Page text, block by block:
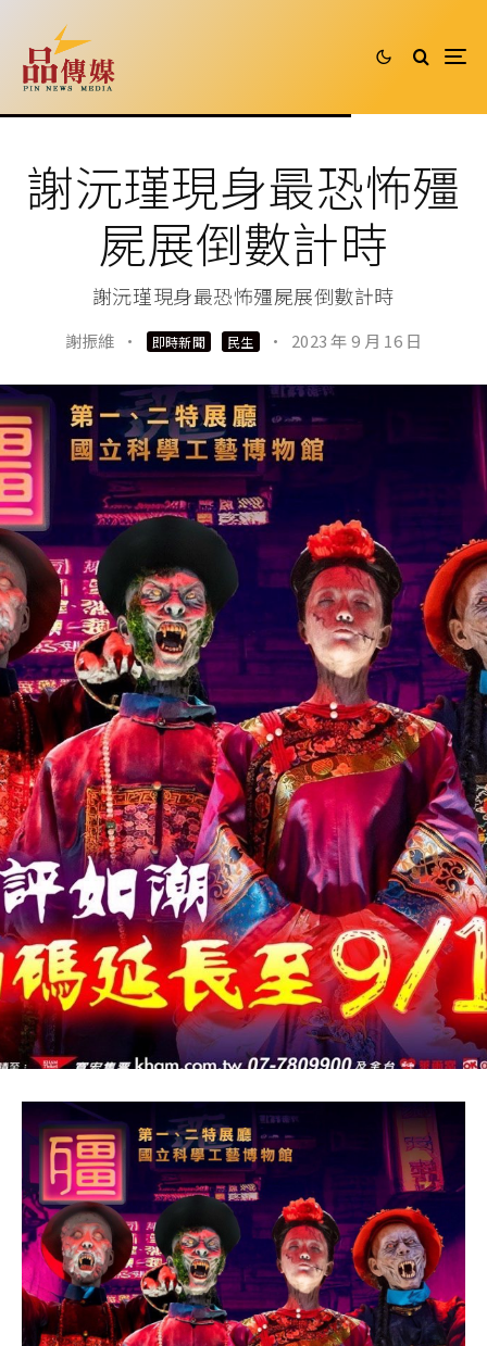
謝沅瑾現身最恐怖殭
屍展倒數計時
謝沅瑾現身最恐怖殭屍展倒數計時
謝振維 · 即時新聞 民生 · 2023 年 9 月 16 日